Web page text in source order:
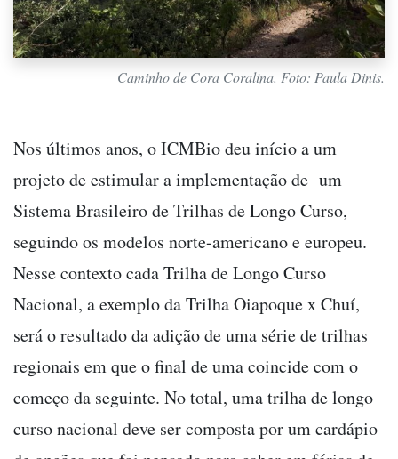
Caminho de Cora Coralina. Foto: Paula Dinis.
Nos últimos anos, o ICMBio deu início a um
projeto de estimular a implementação de um
Sistema Brasileiro de Trilhas de Longo Curso,
seguindo os modelos norte-americano e europeu.
Nesse contexto cada Trilha de Longo Curso
Nacional, a exemplo da Trilha Oiapoque x Chuí,
será o resultado da adição de uma série de trilhas
regionais em que o final de uma coincide com o
começo da seguinte. No total, uma trilha de longo
curso nacional deve ser composta por um cardápio